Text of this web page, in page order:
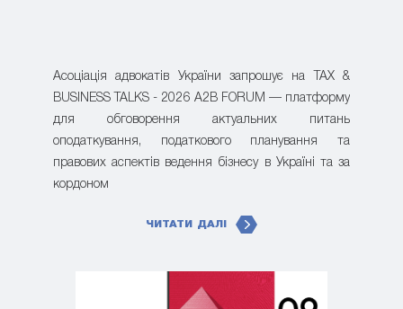
Асоціація адвокатів України запрошує на TAX &
BUSINESS TALKS - 2026 A2B FORUM — платформу
для обговорення актуальних питань
оподаткування, податкового планування та
правових аспектів ведення бізнесу в Україні та за
кордоном
ЧИТАТИ ДАЛІ